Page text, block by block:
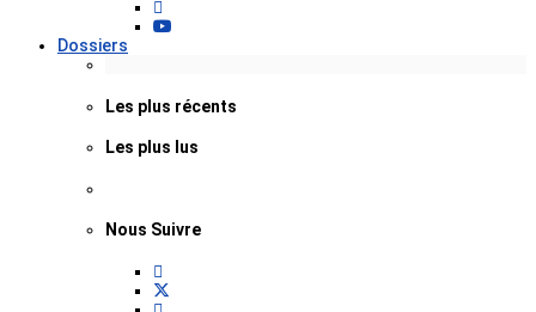
Dossiers
Les plus récents
Les plus lus
Nous Suivre